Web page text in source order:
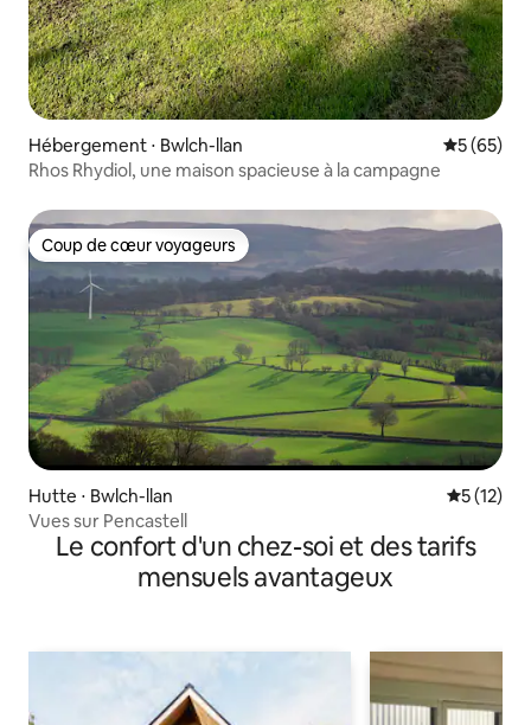
Hébergement ⋅ Bwlch-llan
5 (65)
Rhos Rhydiol, une maison spacieuse à la campagne
Coup de cœur voyageurs
Coup de cœur voyageurs
Hutte ⋅ Bwlch-llan
5 (12)
Vues sur Pencastell
Le confort d'un chez-soi et des tarifs
mensuels avantageux